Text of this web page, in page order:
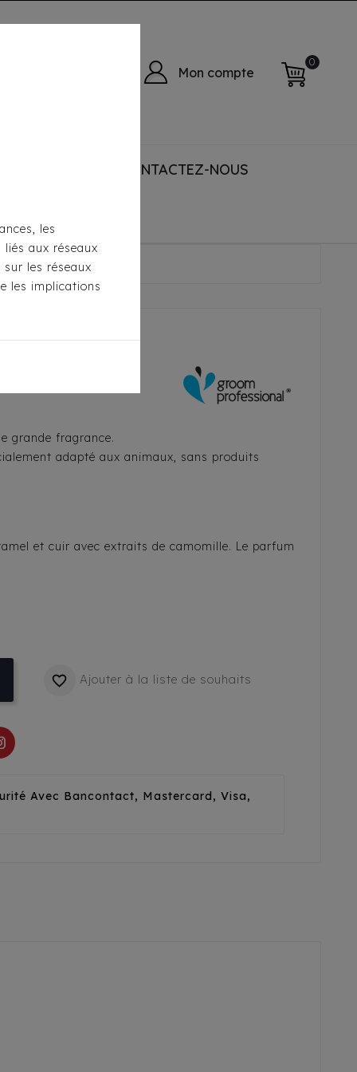
Mon compte
0
CONTACTEZ-NOUS
Duke
grande fragrance.
adapté aux animaux, sans produits
et cuir avec extraits de camomille. Le parfum
 Ajouter à la liste de souhaits
Avec Bancontact, Mastercard, Visa,
les
aux réseaux
les réseaux
les implications